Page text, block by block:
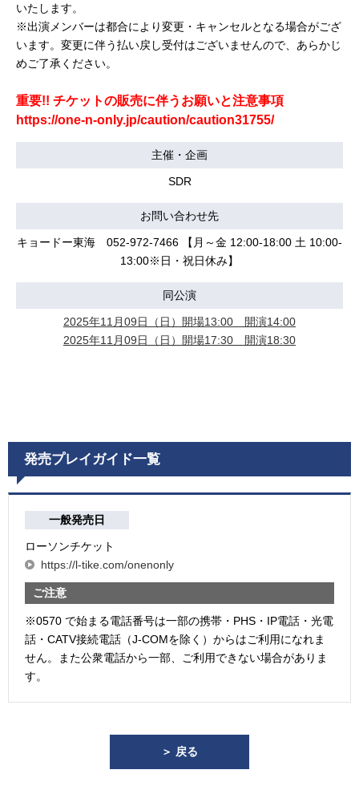
いたします。
※出演メンバーは都合により変更・キャンセルとなる場合がござ
います。変更に伴う払い戻し受付はございませんので、あらかじ
めご了承ください。
重要!! チケットの販売に伴うお願いと注意事項
https://one-n-only.jp/caution/caution31755/
主催・企画
SDR
お問い合わせ先
キョードー東海 052-972-7466 【月～金 12:00-18:00 土 10:00-
13:00※日・祝日休み】
同公演
2025年11月09日（日）開場13:00 開演14:00
2025年11月09日（日）開場17:30 開演18:30
発売プレイガイド一覧
一般発売日
ローソンチケット
https://l-tike.com/onenonly
ご注意
※0570 で始まる電話番号は一部の携帯・PHS・IP電話・光電
話・CATV接続電話（J-COMを除く）からはご利用になれま
せん。また公衆電話から一部、ご利用できない場合がありま
す。
＞ 戻る